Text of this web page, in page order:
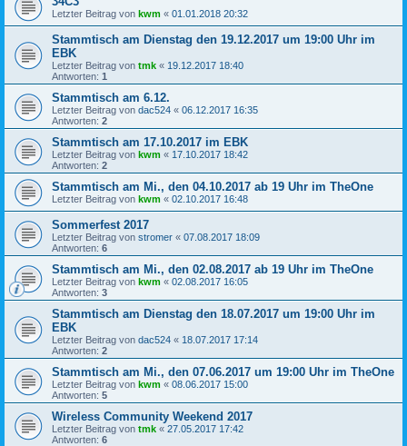
Letzter Beitrag von kwm « 01.01.2018 20:32
Stammtisch am Dienstag den 19.12.2017 um 19:00 Uhr im
EBK
Letzter Beitrag von tmk « 19.12.2017 18:40
Antworten: 1
Stammtisch am 6.12.
Letzter Beitrag von dac524 « 06.12.2017 16:35
Antworten: 2
Stammtisch am 17.10.2017 im EBK
Letzter Beitrag von kwm « 17.10.2017 18:42
Antworten: 2
Stammtisch am Mi., den 04.10.2017 ab 19 Uhr im TheOne
Letzter Beitrag von kwm « 02.10.2017 16:48
Sommerfest 2017
Letzter Beitrag von stromer « 07.08.2017 18:09
Antworten: 6
Stammtisch am Mi., den 02.08.2017 ab 19 Uhr im TheOne
Letzter Beitrag von kwm « 02.08.2017 16:05
Antworten: 3
Stammtisch am Dienstag den 18.07.2017 um 19:00 Uhr im
EBK
Letzter Beitrag von dac524 « 18.07.2017 17:14
Antworten: 2
Stammtisch am Mi., den 07.06.2017 um 19:00 Uhr im TheOne
Letzter Beitrag von kwm « 08.06.2017 15:00
Antworten: 5
Wireless Community Weekend 2017
Letzter Beitrag von tmk « 27.05.2017 17:42
Antworten: 6